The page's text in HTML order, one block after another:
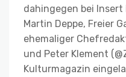
dahingegen bei Insert
Martin Deppe, Freier
ehemaliger
und Peter Klement
Kulturmagazin